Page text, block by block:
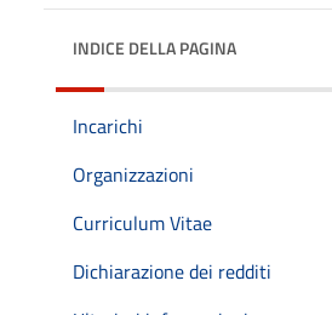
INDICE DELLA PAGINA
Incarichi
Organizzazioni
Curriculum Vitae
Dichiarazione dei redditi